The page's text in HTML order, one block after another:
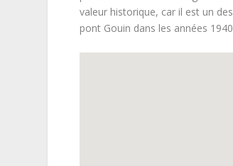
valeur historique, car il est un
pont Gouin dans les années